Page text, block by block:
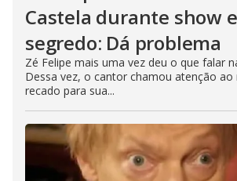
Castela durante show
segredo: Dá problema
Zé Felipe mais uma vez deu o que falar
Dessa vez, o cantor chamou atenção ao
recado para sua...